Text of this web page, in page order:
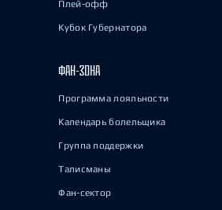
Плей-офф
Кубок Губернатора
ФАН-ЗОНА
Программа лояльности
Календарь болельщика
Группа поддержки
Талисманы
Фан-сектор